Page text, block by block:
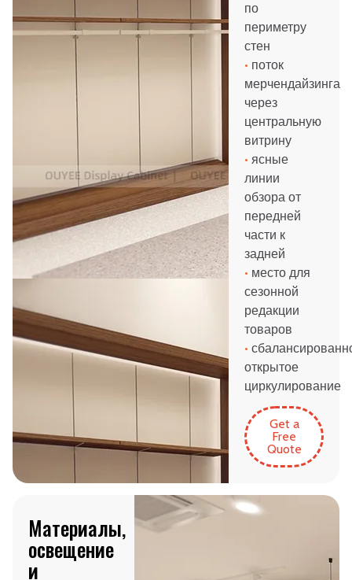
по
периметру
стен
• поток
мерчендайзинга
через
центральную
витрину
• ясные
линии
обзора от
передней
части к
задней
• место для
сезонной
редакции
товаров
•
открытое
циркулирование
Get a
Free
Quote
Материалы,
освещение
и